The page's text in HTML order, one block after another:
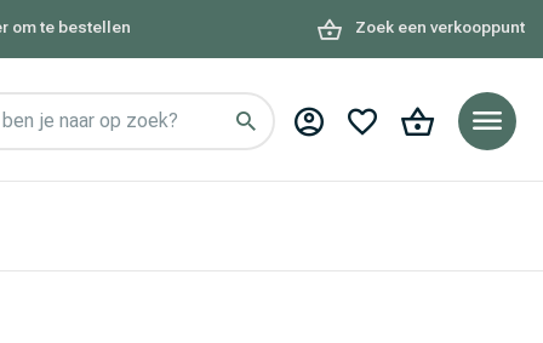
om te bestellen Zoek een verkooppunt
je naar op zoek?